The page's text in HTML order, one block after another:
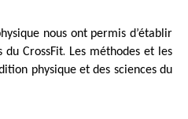
nous ont permis d’établir
CrossFit. Les méthodes et les
physique et des sciences du